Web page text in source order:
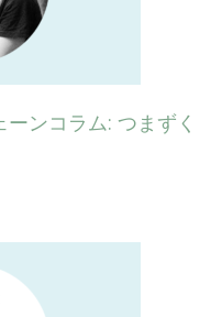
ンコラム: つまずく